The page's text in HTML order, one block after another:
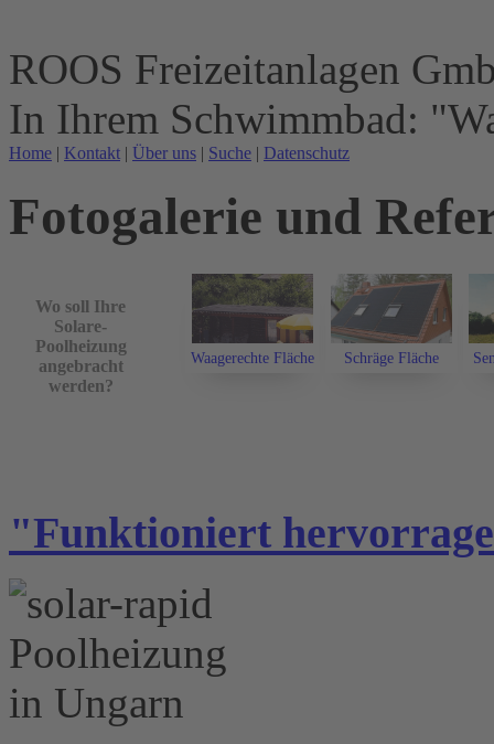
ROOS Freizeitanlagen
In Ihrem Schwimmbad:
Home | Kontakt | Über uns | Suche | Datenschutz
Fotogalerie und
Wo soll Ihre
Solare-
Poolheizung
angebracht
werden?
Waagerechte Fläche Schräge Fläche
"Funktioniert